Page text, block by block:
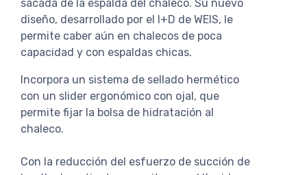
sacada de la espalda del chaleco. Su nuevo
diseño, desarrollado por el I+D de WEIS, le
permite caber aún en chalecos de poca
capacidad y con espaldas chicas.
Incorpora un sistema de sellado hermético
con un slider ergonómico con ojal, que
permite fijar la bolsa de hidratación al
chaleco.
Con la reducción del esfuerzo de succión de